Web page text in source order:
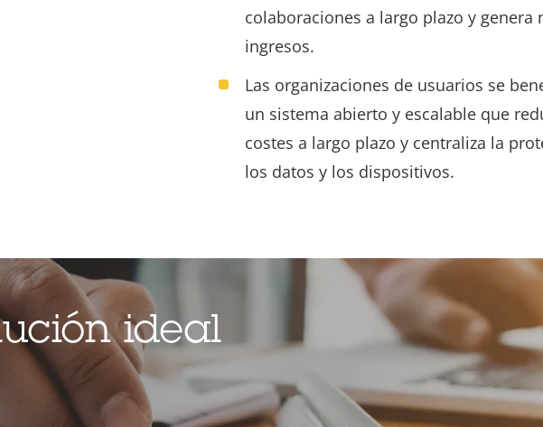
colaboraciones a largo plazo y genera
ingresos.
Las organizaciones de usuarios se
un sistema abierto y escalable que
costes a largo plazo y centraliza la
los datos y los dispositivos.
ideal